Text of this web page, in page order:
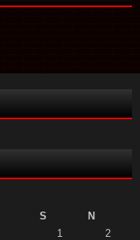
S
N
1
2